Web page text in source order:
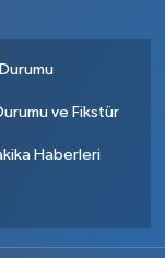
ve Fikstür
Haberleri